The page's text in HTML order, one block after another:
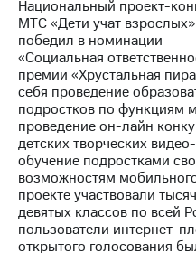
Национальный проект-
МТС «Дети учат взрослых»
победил в номинации
«Социальная
премии «Хрустальная
себя проведение
подростков по функциям
проведение он-лайн
детских творческих
обучение подростками
возможностям
проекте участвовали
девятых классов по всей
пользователи интернет-
открытого голосования